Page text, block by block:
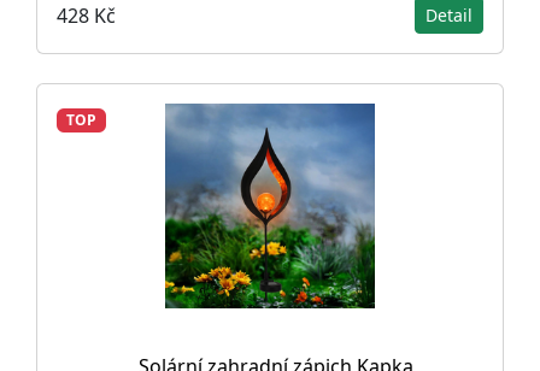
428 Kč Detail
TOP